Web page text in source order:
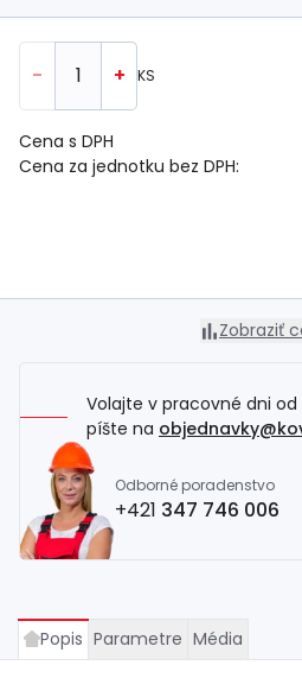
- + KS
Cena za jednotku bez DPH:
Cena s DPH
Zobraziť
Volajte v pracovné dni od
píšte na
Odborné poradenstvo
+421 347 746 006
Popis Parametre Média